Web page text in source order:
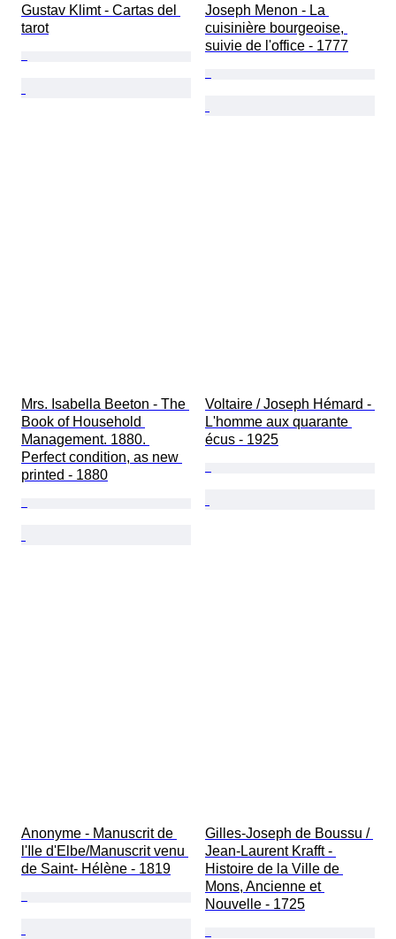
Gustav Klimt - Cartas del
tarot
Joseph Menon - La
cuisinière bourgeoise,
suivie de l'office - 1777
Mrs. Isabella Beeton - The
Book of Household
Management. 1880.
Perfect condition, as new
printed - 1880
Voltaire / Joseph Hémard -
L'homme aux quarante
écus - 1925
Anonyme - Manuscrit de
l'Ile d'Elbe/Manuscrit venu
de Saint- Hélène - 1819
Gilles-Joseph de Boussu /
Jean-Laurent Krafft -
Histoire de la Ville de
Mons, Ancienne et
Nouvelle - 1725